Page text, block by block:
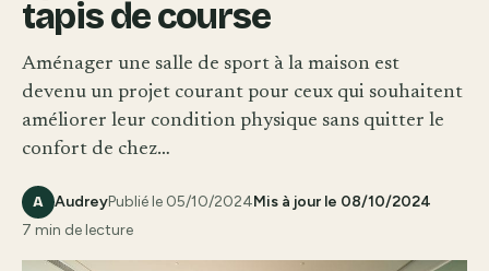
tapis de course
Aménager une salle de sport à la maison est
devenu un projet courant pour ceux qui souhaitent
améliorer leur condition physique sans quitter le
confort de chez…
A AudreyPublié le 05/10/2024Mis à jour le 08/10/2024
7 min de lecture